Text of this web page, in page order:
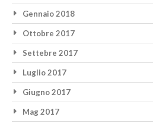
Gennaio 2018
Ottobre 2017
Settebre 2017
Luglio 2017
Giugno 2017
Mag 2017